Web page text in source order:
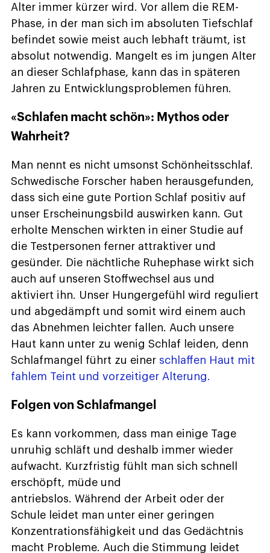
Alter immer kürzer wird. Vor allem die REM-
Phase, in der man sich im absoluten Tiefschlaf
befindet sowie meist auch lebhaft träumt, ist
absolut notwendig. Mangelt es im jungen Alter
an dieser Schlafphase, kann das in späteren
Jahren zu Entwicklungsproblemen führen.
«Schlafen macht schön»: Mythos oder
Wahrheit?
Man nennt es nicht umsonst Schönheitsschlaf.
Schwedische Forscher haben herausgefunden,
dass sich eine gute Portion Schlaf positiv auf
unser Erscheinungsbild auswirken kann. Gut
erholte Menschen wirkten in einer Studie auf
die Testpersonen ferner attraktiver und
gesünder. Die nächtliche Ruhephase wirkt sich
auch auf unseren Stoffwechsel aus und
aktiviert ihn. Unser Hungergefühl wird reguliert
und abgedämpft und somit wird einem auch
das Abnehmen leichter fallen. Auch unsere
Haut kann unter zu wenig Schlaf leiden, denn
Schlafmangel führt zu einer schlaffen Haut mit
fahlem Teint und vorzeitiger Alterung.
Folgen von Schlafmangel
Es kann vorkommen, dass man einige Tage
unruhig schläft und deshalb immer wieder
aufwacht. Kurzfristig fühlt man sich schnell
erschöpft, müde und
antriebslos. Während der Arbeit oder der
Schule leidet man unter einer geringen
Konzentrationsfähigkeit und das Gedächtnis
macht Probleme. Auch die Stimmung leidet